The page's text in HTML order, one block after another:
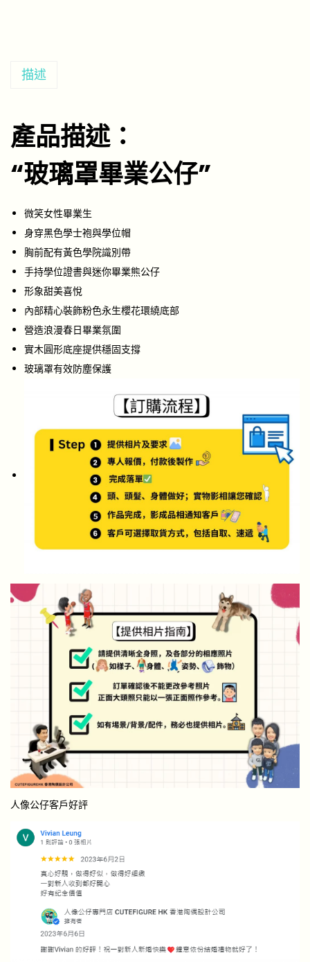
描述
產品描述：
“玻璃罩畢業公仔”
微笑女性畢業生
身穿黑色學士袍與學位帽
胸前配有黃色學院識別帶
手持學位證書與迷你畢業熊公仔
形象甜美喜悅
內部精心裝飾粉色永生櫻花環繞底部
營造浪漫春日畢業氛圍
實木圓形底座提供穩固支撐
玻璃罩有效防塵保護
人像公仔客戶好評